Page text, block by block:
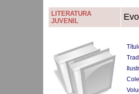
LITERATURA
JUVENIL